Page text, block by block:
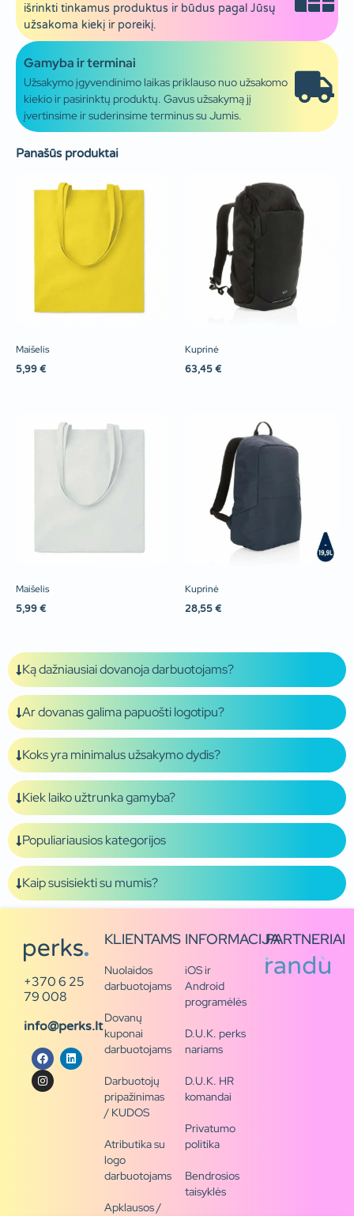
išrinkti tinkamus produktus ir būdus pagal Jūsų
užsakoma kiekį ir poreikį.
Gamyba ir terminai
Užsakymo įgyvendinimo laikas priklauso nuo užsakomo
kiekio ir pasirinktų produktų. Gavus užsakymą jį
įvertinsime ir suderinsime terminus su Jumis.
Panašūs produktai
Maišelis
5,99 €
Kuprinė
63,45 €
Maišelis
5,99 €
Kuprinė
28,55 €
Ką dažniausiai dovanoja darbuotojams?
Ar dovanas galima papuošti logotipu?
Koks yra minimalus užsakymo dydis?
Kiek laiko užtrunka gamyba?
Populiariausios kategorijos
Kaip susisiekti su mumis?
+370 6 25
79 008
info@perks.lt
KLIENTAMS
Nuolaidos
darbuotojams
Dovanų
kuponai
darbuotojams
Darbuotojų
pripažinimas
/ KUDOS
Atributika su
logo
darbuotojams
Apklausos /
INFORMACIJA
iOS ir
Android
programėlės
D.U.K. perks
nariams
D.U.K. HR
komandai
Privatumo
politika
Bendrosios
taisyklės
PARTNERIAI